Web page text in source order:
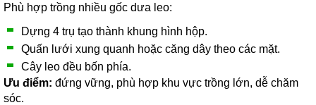
Phù hợp trồng nhiều gốc dưa leo:
Dựng 4 trụ tạo thành khung hình hộp.
Quấn lưới xung quanh hoặc căng dây theo các mặt.
Cây leo đều bốn phía.
Ưu điểm: đứng vững, phù hợp khu vực trồng lớn, dễ chăm
sóc.